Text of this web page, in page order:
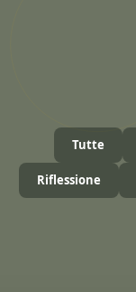
Tutte
Riflessione